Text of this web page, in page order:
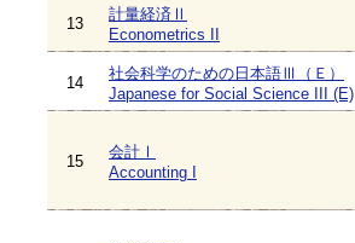
13
計量経済Ⅱ
Econometrics II
14
社会科学のための日本語Ⅲ（Ｅ）
Japanese for Social Science III (E)
15
会計Ⅰ
Accounting I